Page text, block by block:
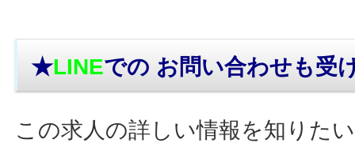
★LINEでの お問い合わせも受
この求人の詳しい情報を知りた